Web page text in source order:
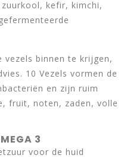
kefir, kimchi,
vezels binnen te krijgen,
10 Vezels vormen de
en zijn ruim
fruit, noten, zaden, volle
3
voor de huid